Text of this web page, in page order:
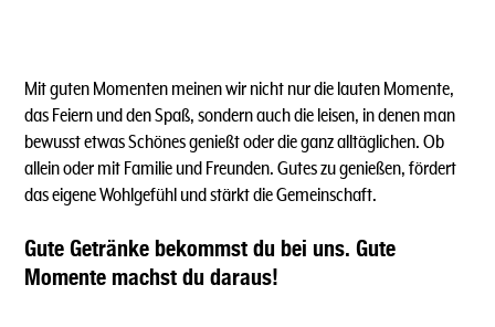
Mit guten Momenten meinen wir nicht nur die lauten Momente,
das Feiern und den Spaß, sondern auch die leisen, in denen man
bewusst etwas Schönes genießt oder die ganz alltäglichen. Ob
allein oder mit Familie und Freunden. Gutes zu genießen, fördert
das eigene Wohlgefühl und stärkt die Gemeinschaft.
Gute Getränke bekommst du bei uns. Gute
Momente machst du daraus!